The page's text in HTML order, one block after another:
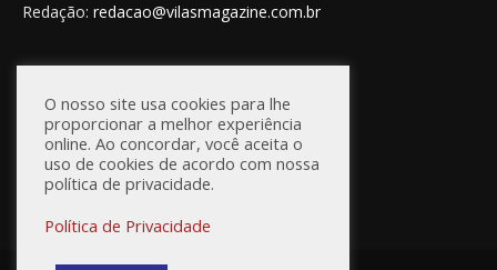
Redação: redacao@vilasmagazine.com.br
FIQUE CONECTADO
O nosso site usa cookies para lhe
proporcionar a melhor experiência
online. Ao concordar, você aceita o
uso de cookies de acordo com nossa
política de privacidade.
Política de Privacidade